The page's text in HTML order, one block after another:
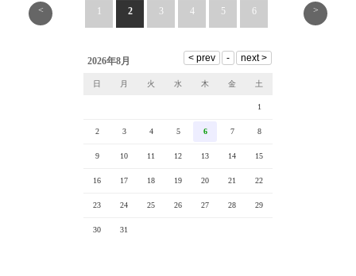
< 1 2 3 4 5 6 >
2026年8月
日 月 火 水 木 金 土
1
2 3 4 5 6 7 8
9 10 11 12 13 14 15
16 17 18 19 20 21 22
23 24 25 26 27 28 29
30 31